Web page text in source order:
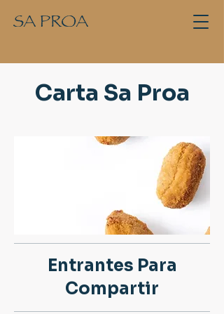
Carta Sa Proa
Entrantes Para
Compartir